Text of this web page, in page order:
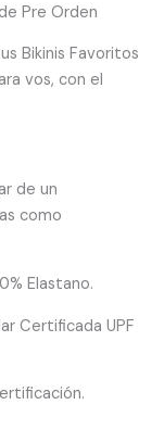
Pre Orden
Bikinis Favoritos
vos, con el
de un
como
Elastano.
Certificada UPF